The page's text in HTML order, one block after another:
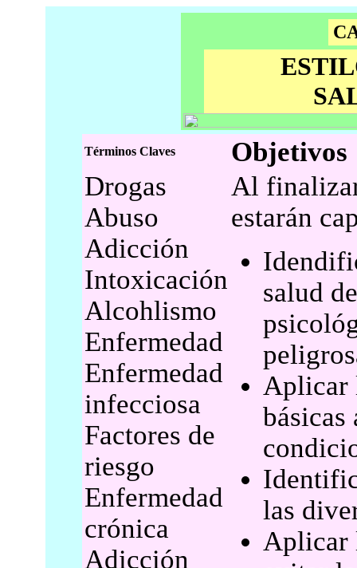
Términos Claves
Objetivos
Drogas
Abuso
Adicción
Intoxicación
Alcohlismo
Enfermedad
Enfermedad
infecciosa
Factores de
riesgo
Enfermedad
crónica
Adicción
Al
estarán
salud
Aplicar
básicas
las
Aplicar